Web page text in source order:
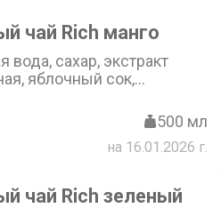
чай Rich манго
вода, сахар, экстракт
яблочный сок,
кислотности
кислота, цитрат натрия 3-
ароматизаторы
500 мл
на 16.01.2026 г.
чай Rich зеленый